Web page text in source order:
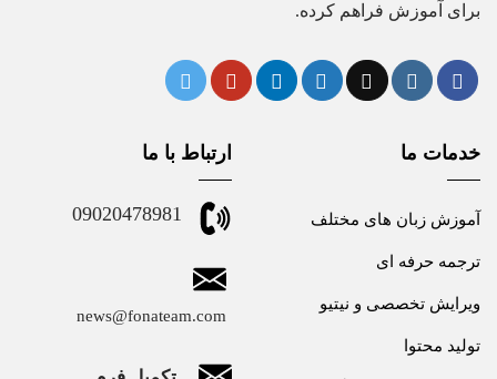
برای آموزش فراهم کرده.
خدمات ما
آموزش زبان های مختلف
ترجمه حرفه ای
ویرایش تخصصی و نیتیو
تولید محتوا
ارتباط با ما
09020478981
news@fonateam.com